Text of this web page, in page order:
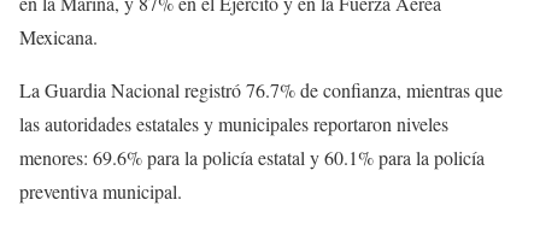
Mexicana.
La Guardia Nacional registró 76.7% de confianza, mientras que
las autoridades estatales y municipales reportaron niveles
menores: 69.6% para la policía estatal y 60.1% para la policía
preventiva municipal.